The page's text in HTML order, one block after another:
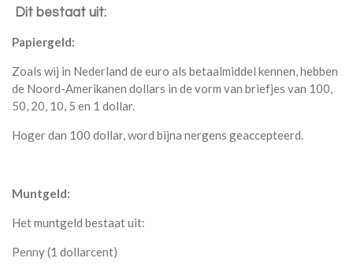
Dit bestaat uit:
Papiergeld:
Zoals wij in Nederland de euro als betaalmiddel kennen, hebben
de Noord-Amerikanen dollars in de vorm van briefjes van 100,
50, 20, 10, 5 en 1 dollar.
Hoger dan 100 dollar, word bijna nergens geaccepteerd.
Muntgeld:
Het muntgeld bestaat uit:
Penny (1 dollarcent)